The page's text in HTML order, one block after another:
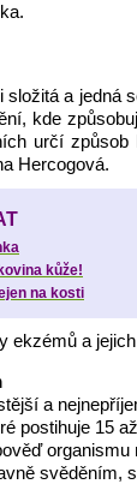
složitá a jedná
kde
určí způsob
Hercogová.
kůže!
na kosti
ekzémů a
a
postihuje 15
svěděním,